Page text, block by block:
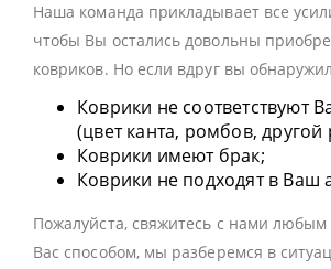
Наша команда прикладывает все
чтобы Вы остались довольны
ковриков. Но если вдруг вы
Коврики не соответствуют
(цвет канта, ромбов, другой
Коврики имеют брак;
Коврики не подходят в Ваш
Пожалуйста, свяжитесь с нами
Вас способом, мы разберемся в